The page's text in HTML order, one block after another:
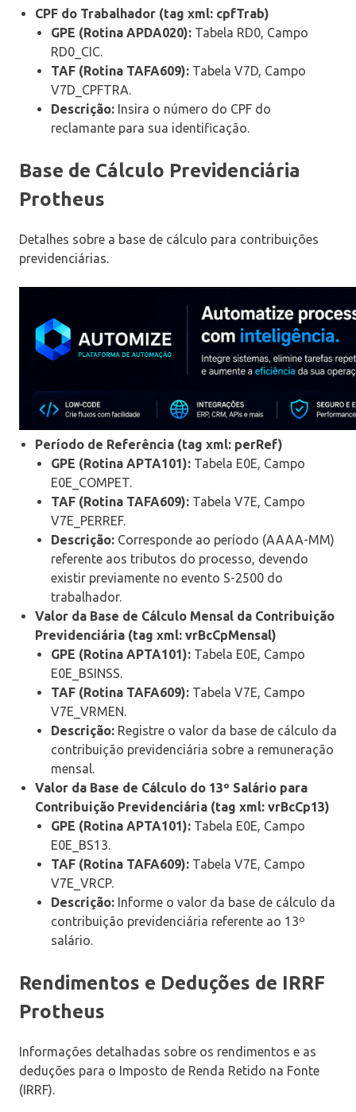
CPF do Trabalhador (tag xml: cpfTrab)
GPE (Rotina APDA020): Tabela RD0, Campo
RD0_CIC.
TAF (Rotina TAFA609): Tabela V7D, Campo
V7D_CPFTRA.
Descrição: Insira o número do CPF do
reclamante para sua identificação.
Base de Cálculo Previdenciária
Protheus
Detalhes sobre a base de cálculo para contribuições
previdenciárias.
Período de Referência (tag xml: perRef)
GPE (Rotina APTA101): Tabela E0E, Campo
E0E_COMPET.
TAF (Rotina TAFA609): Tabela V7E, Campo
V7E_PERREF.
Descrição: Corresponde ao período (AAAA-MM)
referente aos tributos do processo, devendo
existir previamente no evento S-2500 do
trabalhador.
Valor da Base de Cálculo Mensal da Contribuição
Previdenciária (tag xml: vrBcCpMensal)
GPE (Rotina APTA101): Tabela E0E, Campo
E0E_BSINSS.
TAF (Rotina TAFA609): Tabela V7E, Campo
V7E_VRMEN.
Descrição: Registre o valor da base de cálculo da
contribuição previdenciária sobre a remuneração
mensal.
Valor da Base de Cálculo do 13º Salário para
Contribuição Previdenciária (tag xml: vrBcCp13)
GPE (Rotina APTA101): Tabela E0E, Campo
E0E_BS13.
TAF (Rotina TAFA609): Tabela V7E, Campo
V7E_VRCP.
Descrição: Informe o valor da base de cálculo da
contribuição previdenciária referente ao 13º
salário.
Rendimentos e Deduções de IRRF
Protheus
Informações detalhadas sobre os rendimentos e as
deduções para o Imposto de Renda Retido na Fonte
(IRRF).